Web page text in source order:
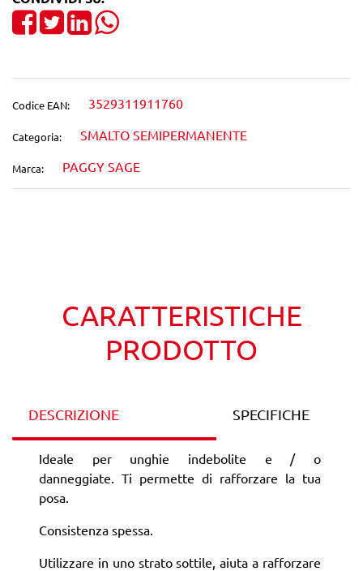
Share on Facebook
TweetShare on LinkedIn
Codice EAN: 3529311911760
Categoria: SMALTO SEMIPERMANENTE
Marca: PAGGY SAGE
CARATTERISTICHE
PRODOTTO
DESCRIZIONE SPECIFICHE
Ideale per unghie indebolite e / o
danneggiate. Ti permette di rafforzare la tua
posa.
Consistenza spessa.
Utilizzare in uno strato sottile, aiuta a rafforzare